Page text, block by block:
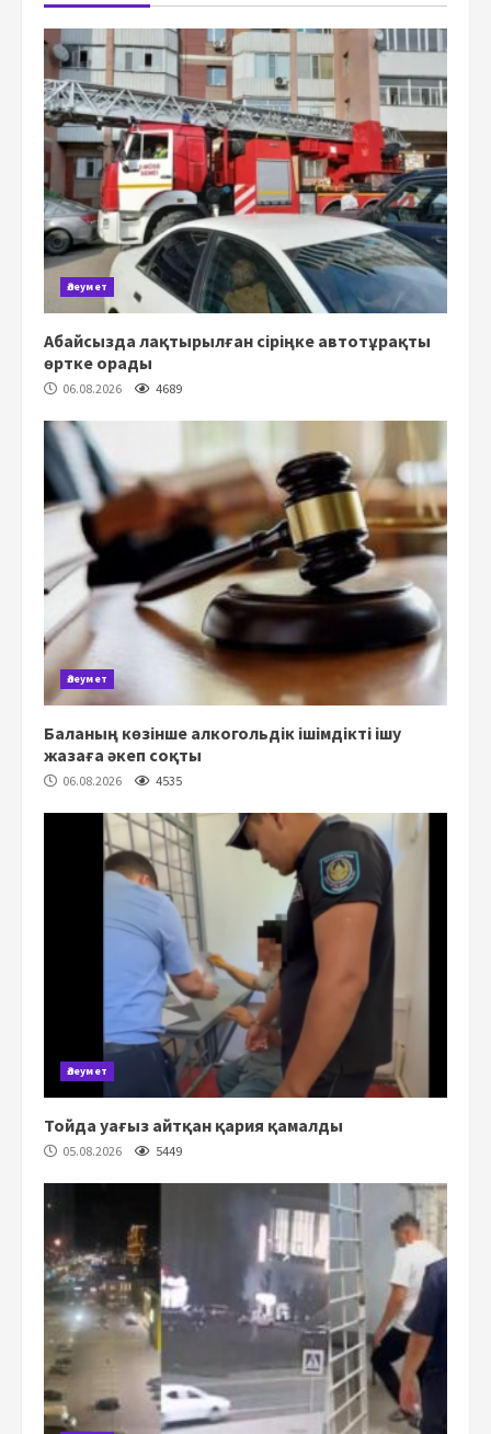
Әлеумет
Абайсызда лақтырылған сіріңке автотұрақты
өртке орады
06.08.2026 4689
Әлеумет
Баланың көзінше алкогольдік ішімдікті ішу
жазаға әкеп соқты
06.08.2026 4535
Әлеумет
Тойда уағыз айтқан қария қамалды
05.08.2026 5449